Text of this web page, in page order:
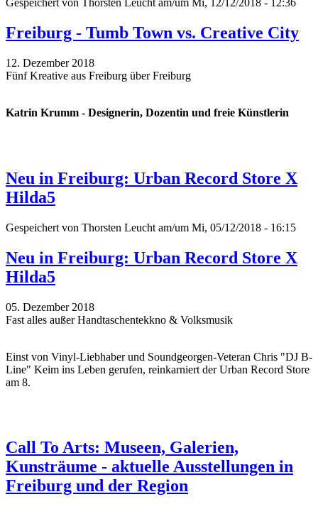
Gespeichert von Thorsten Leucht am/um Mi, 12/12/2018 - 12:36
Freiburg - Tumb Town vs. Creative City
12. Dezember 2018
Fünf Kreative aus Freiburg über Freiburg
Katrin Krumm - Designerin, Dozentin und freie Künstlerin
Neu in Freiburg: Urban Record Store X
Hilda5
Gespeichert von Thorsten Leucht am/um Mi, 05/12/2018 - 16:15
Neu in Freiburg: Urban Record Store X
Hilda5
05. Dezember 2018
Fast alles außer Handtaschentekkno & Volksmusik
Einst von Vinyl-Liebhaber und Soundgeorgen-Veteran Chris "DJ B-
Line" Keim ins Leben gerufen, reinkarniert der Urban Record Store
am 8.
Call To Arts: Museen, Galerien,
Kunsträume - aktuelle Ausstellungen in
Freiburg und der Region